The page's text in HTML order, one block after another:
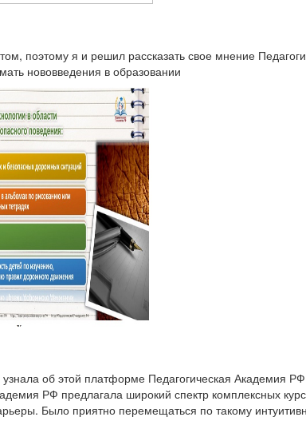
поэтому я и решил рассказать свое мнение
нововведения в образовании
об этой платформе Педагогическая Академия РФ
РФ предлагала широкий спектр комплексных
Было приятно перемещаться по такому